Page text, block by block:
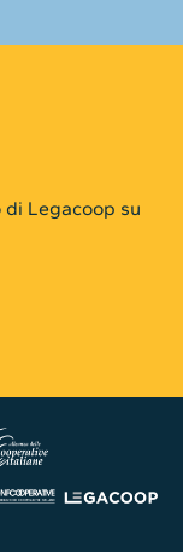
Legacoop su